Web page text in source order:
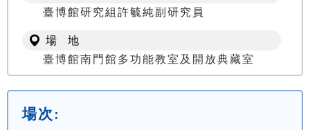
臺博館研究組許毓純副研究員
場 地
臺博館南門館多功能教室及開放典藏室
場次: